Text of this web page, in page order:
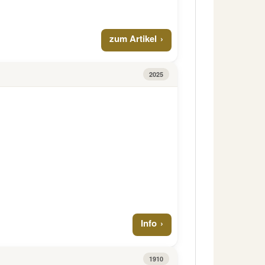
zum Artikel
2025
Info
1910